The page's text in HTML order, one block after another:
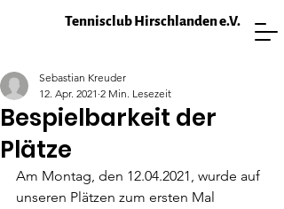
Tennisclub Hirschlanden e.V.
Bespielbarkeit der
Plätze
Sebastian Kreuder
12. Apr. 2021 2 Min. Lesezeit
Am Montag, den 12.04.2021, wurde auf
unseren Plätzen zum ersten Mal